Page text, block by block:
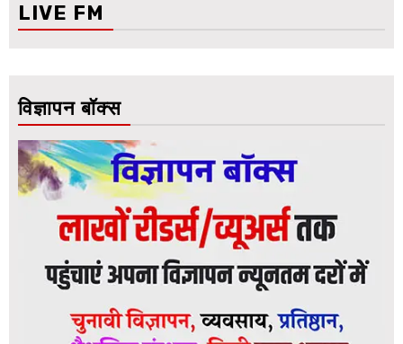
LIVE FM
विज्ञापन बॉक्स